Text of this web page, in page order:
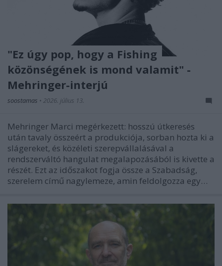
"Ez úgy pop, hogy a Fishing
közönségének is mond valamit" -
Mehringer-interjú
soostamas • 2026. július 13.
Mehringer Marci megérkezett: hosszú útkeresés
után tavaly összeért a produkciója, sorban hozta ki a
slágereket, és közéleti szerepvállalásával a
rendszerváltó hangulat megalapozásából is kivette a
részét. Ezt az időszakot fogja össze a Szabadság,
szerelem című nagylemeze, amin feldolgozza egy…